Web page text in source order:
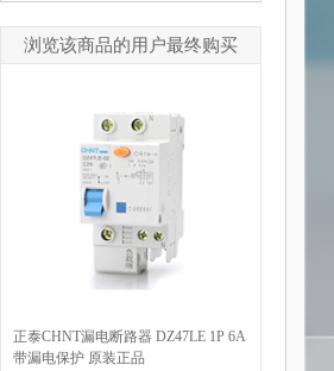
浏览该商品的用户最终购买
正泰CHNT漏电断路器 DZ47LE 1P 6A
带漏电保护 原装正品